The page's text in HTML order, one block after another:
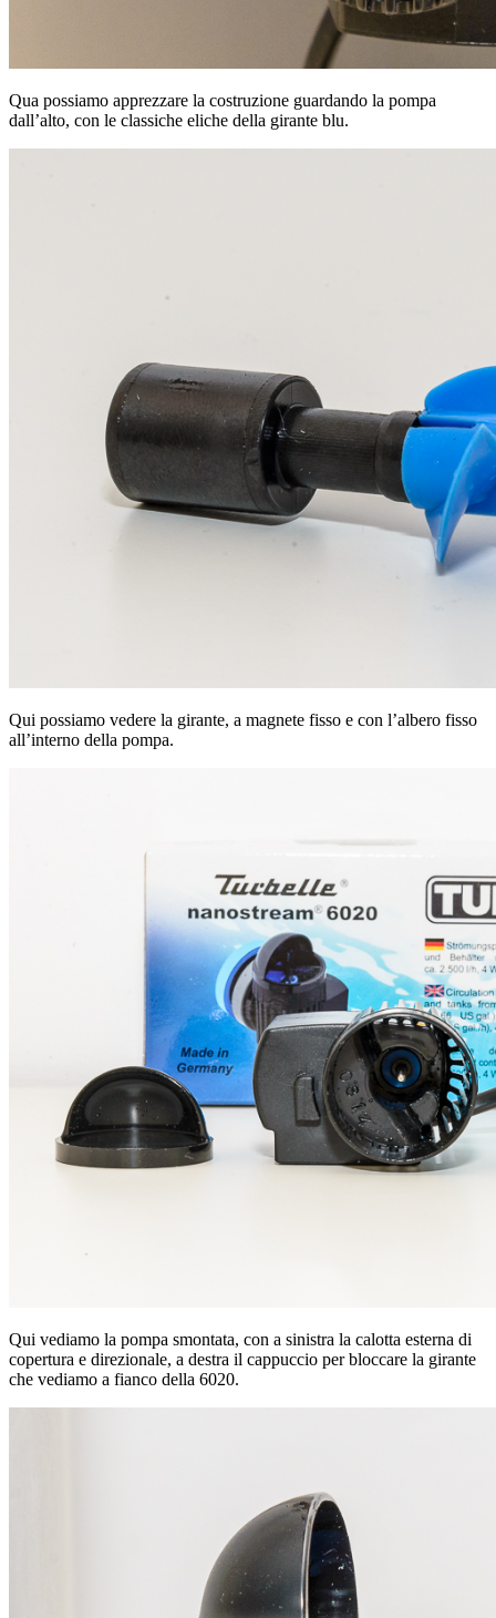
Qua possiamo apprezzare la costruzione guardando la pompa
dall’alto, con le classiche eliche della girante blu.
Qui possiamo vedere la girante, a magnete fisso e con l’albero fisso
all’interno della pompa.
Qui vediamo la pompa smontata, con a sinistra la calotta esterna di
copertura e direzionale, a destra il cappuccio per bloccare la girante
che vediamo a fianco della 6020.